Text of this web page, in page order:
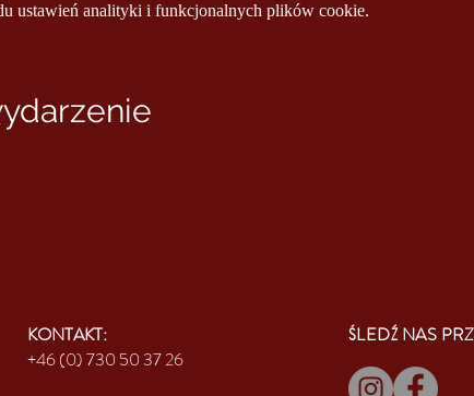
ustawień analityki i funkcjonalnych plików cookie.
KONTAKT:
+46 (0) 730 50 37 26
ŚLEDŹ NAS